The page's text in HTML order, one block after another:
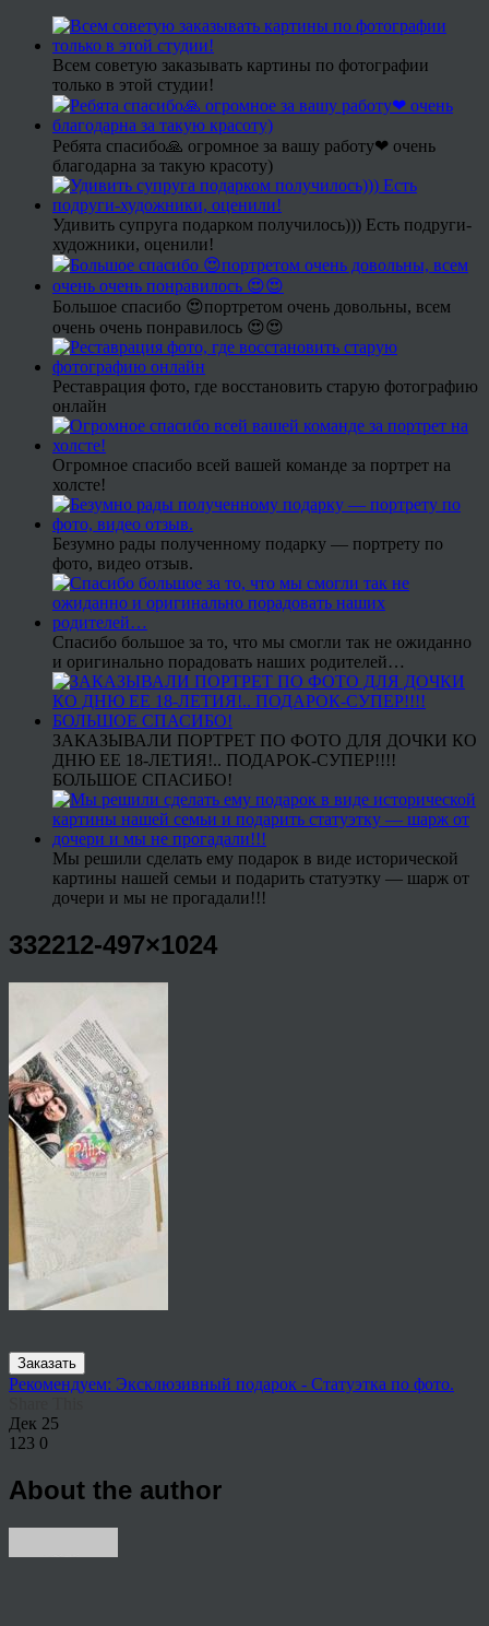
Всем советую заказывать картины по фотографии
только в этой студии!
Ребята спасибо🙏 огромное за вашу работу❤ очень
благодарна за такую красоту)
Удивить супруга подарком получилось))) Есть подруги-
художники, оценили!
Большое спасибо 😍портретом очень довольны, всем
очень очень понравилось 😍😍
Реставрация фото, где восстановить старую фотографию
онлайн
Огромное спасибо всей вашей команде за портрет на
холсте!
Безумно рады полученному подарку — портрету по
фото, видео отзыв.
Спасибо большое за то, что мы смогли так не ожиданно
и оригинально порадовать наших родителей…
ЗАКАЗЫВАЛИ ПОРТРЕТ ПО ФОТО ДЛЯ ДОЧКИ КО
ДНЮ ЕЕ 18-ЛЕТИЯ!.. ПОДАРОК-СУПЕР!!!!
БОЛЬШОЕ СПАСИБО!
Мы решили сделать ему подарок в виде исторической
картины нашей семьи и подарить статуэтку — шарж от
дочери и мы не прогадали!!!
332212-497×1024
Заказать
Рекомендуем: Эксклюзивный подарок - Статуэтка по фото.
Дек 25
123 0
About the author